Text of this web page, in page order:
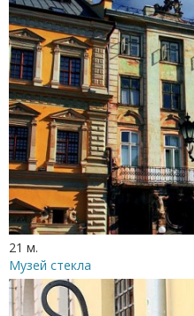
21 м.
Музей стекла